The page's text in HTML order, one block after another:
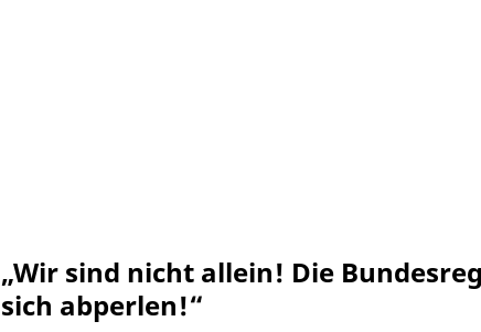
„Wir sind nicht allein! Die
sich abperlen!“